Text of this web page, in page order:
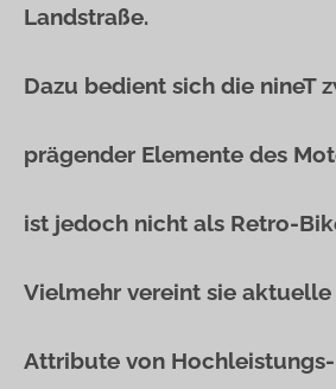
Landstraße.
Dazu bedient sich die nineT
prägender Elemente des
ist jedoch nicht als Retro-
Vielmehr vereint sie
Attribute von Hochleistungs-